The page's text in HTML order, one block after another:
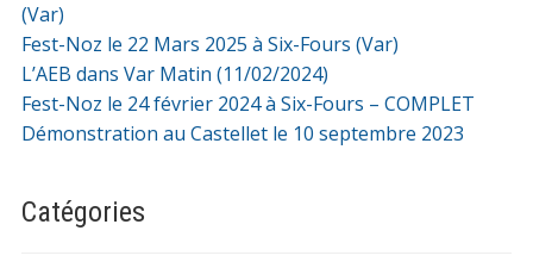
(Var)
Fest-Noz le 22 Mars 2025 à Six-Fours (Var)
L’AEB dans Var Matin (11/02/2024)
Fest-Noz le 24 février 2024 à Six-Fours – COMPLET
Démonstration au Castellet le 10 septembre 2023
Catégories